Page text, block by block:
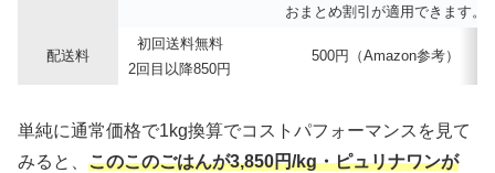
おまとめ割引が適用できます。
配送料
初回送料無料
2回目以降850円
500円（Amazon参考）
単純に通常価格で1kg換算でコストパフォーマンスを見て
みると、 このこのごはんが3,850円/kg・ピュリナワンが